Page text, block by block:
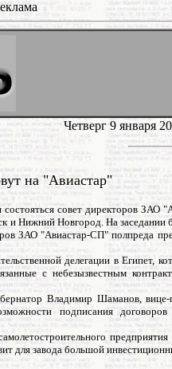
Четверг 9 января
на "Авиастар"
совет директоров ЗАО
и Нижний Новгород. На заседании
ЗАО "Авиастар-СП" полпреда
делегации в Египет,
с небезызвестным
Владимир Шаманов,
подписания договоров
предприятия
для завода большой